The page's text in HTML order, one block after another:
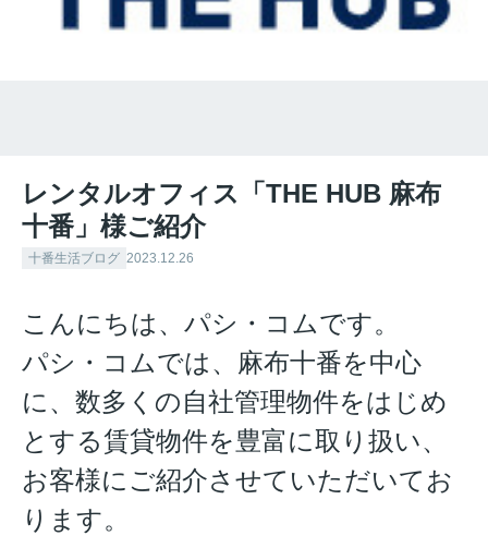
レンタルオフィス「THE HUB 麻布
十番」様ご紹介
十番生活ブログ 2023.12.26
こんにちは、パシ・コムです。
パシ・コムでは、麻布十番を中心
に、数多くの自社管理物件をはじめ
とする賃貸物件を豊富に取り扱い、
お客様にご紹介させていただいてお
ります。